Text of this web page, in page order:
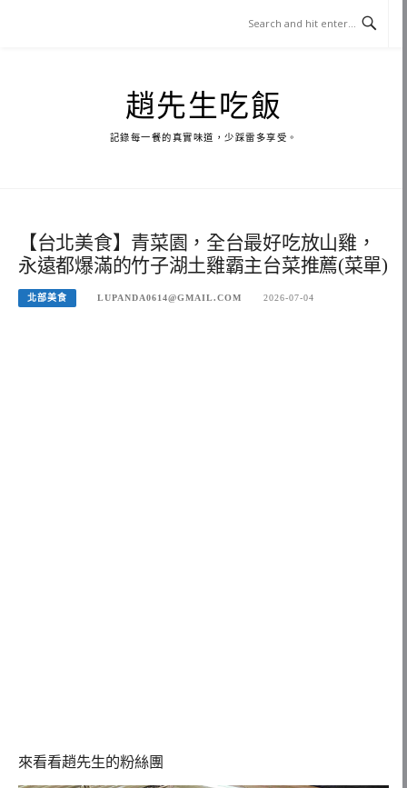
趙先生吃飯
記錄每一餐的真實味道，少踩雷多享受。
【台北美食】青菜園，全台最好吃放山雞，
永遠都爆滿的竹子湖土雞霸主台菜推薦(菜單)
北部美食 LUPANDA0614@GMAIL.COM 2026-07-04
來看看趙先生的粉絲團